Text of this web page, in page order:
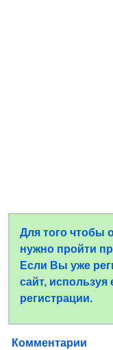
Для того чтобы
нужно пройти
Если Вы уже
сайт,
регистрации.
Комментарии